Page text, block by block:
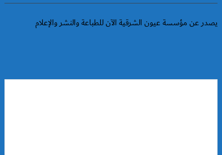
يصدر عن مؤسسة عيون الشرقية الآن للطباعة والنشر والإعلام